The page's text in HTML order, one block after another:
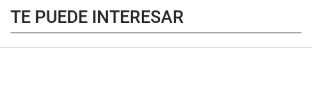
TE PUEDE INTERESAR